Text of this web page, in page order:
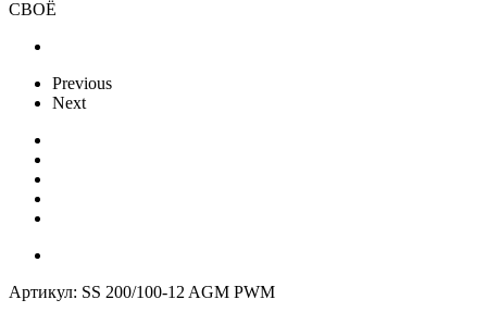
СВОЁ
Previous
Next
Артикул: SS 200/100-12 AGM PWM